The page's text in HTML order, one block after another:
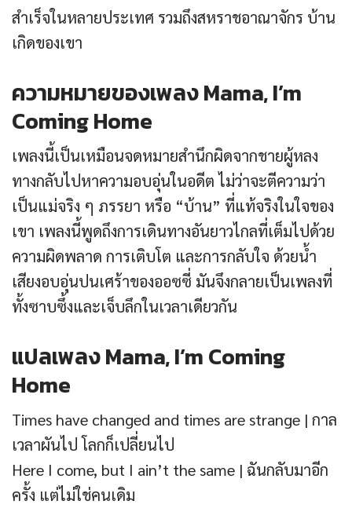
สำเร็จในหลายประเทศ รวมถึงสหราชอาณาจักร บ้าน
เกิดของเขา
ความหมายของเพลง Mama, I’m
Coming Home
เพลงนี้เป็นเหมือนจดหมายสำนึกผิดจากชายผู้หลง
ทางกลับไปหาความอบอุ่นในอดีต ไม่ว่าจะตีความว่า
เป็นแม่จริง ๆ ภรรยา หรือ “บ้าน” ที่แท้จริงในใจของ
เขา เพลงนี้พูดถึงการเดินทางอันยาวไกลที่เต็มไปด้วย
ความผิดพลาด การเติบโต และการกลับใจ ด้วยน้ำ
เสียงอบอุ่นปนเศร้าของออซซี่ มันจึงกลายเป็นเพลงที่
ทั้งซาบซึ้งและเจ็บลึกในเวลาเดียวกัน
แปลเพลง Mama, I’m Coming
Home
Times have changed and times are strange | กาล
เวลาผันไป โลกก็เปลี่ยนไป
Here I come, but I ain’t the same | ฉันกลับมาอีก
ครั้ง แต่ไม่ใช่คนเดิม